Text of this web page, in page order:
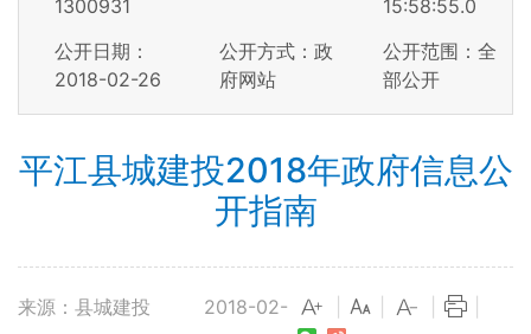
1300931
15:58:55.0
公开日期：
2018-02-26
公开方式：政
府网站
公开范围：全
部公开
平江县城建投2018年政府信息公
开指南
来源：县城建投
2018-02-